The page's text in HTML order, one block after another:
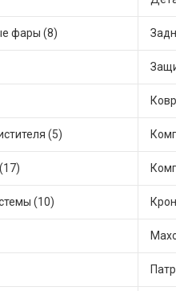
фары (8)
(5)
(10)